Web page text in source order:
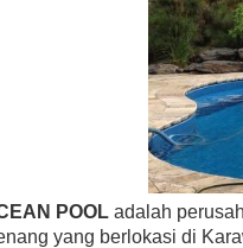
POOL adalah
yang berlokasi di
Hayward SP0583L30
Thermoplastic Face Rim, 120-
Cord
Rp (Hubungi CS)